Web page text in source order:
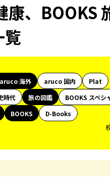
康、BOOKS
覧
aruco 海外 aruco 国内
Plat
時代 旅の図鑑
BOOKS スペシ
BOOKS
D-Books